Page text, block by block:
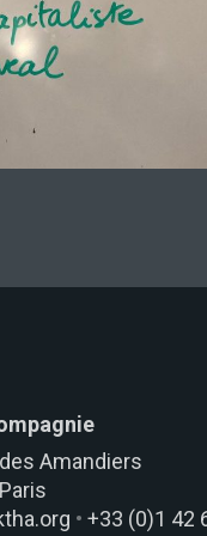
les actualités
Amandiers
• +33 (0)1 42